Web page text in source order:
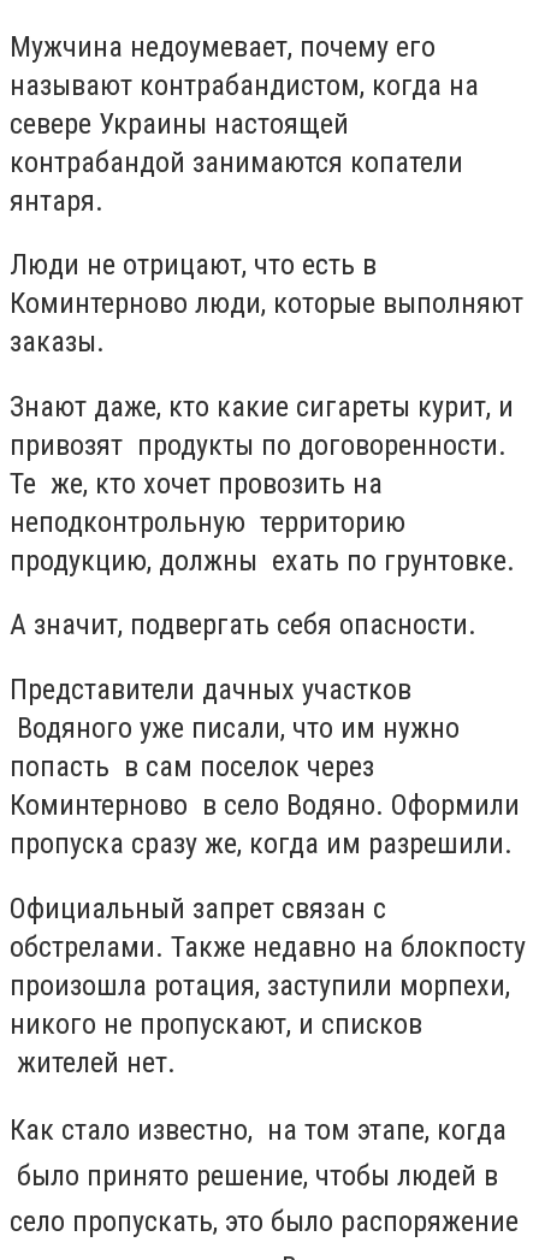
Мужчина недоумевает, почему его
называют контрабандистом, когда на
севере Украины настоящей
контрабандой занимаются копатели
янтаря.
Люди не отрицают, что есть в
Коминтерново люди, которые выполняют
заказы.
Знают даже, кто какие сигареты курит, и
привозят продукты по договоренности.
Те же, кто хочет провозить на
неподконтрольную территорию
продукцию, должны ехать по грунтовке.
А значит, подвергать себя опасности.
Представители дачных участков
Водяного уже писали, что им нужно
попасть в сам поселок через
Коминтерново в село Водяно. Оформили
пропуска сразу же, когда им разрешили.
Официальный запрет связан с
обстрелами. Также недавно на блокпосту
произошла ротация, заступили морпехи,
никого не пропускают, и списков
жителей нет.
Как стало известно, на том этапе, когда
было принято решение, чтобы людей в
село пропускать, это было распоряжение